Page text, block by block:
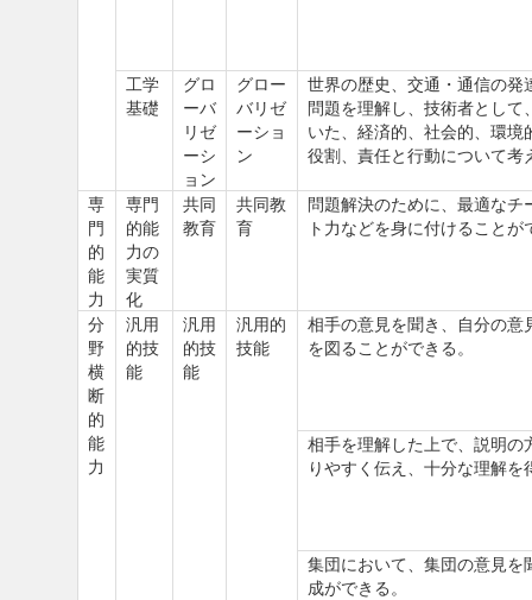
工学
基礎
グロ
ーバ
リゼ
ーシ
ョン
グロー
バリゼ
ーショ
ン
世界の歴史、交通・通信の
問題を理解し、技術者とし
いた、経済的、社会的、環
役割、責任と行動について考
専
門
的
能
力
専門
的能
力の
実質
化
共同
教育
共同教
育
問題解決のために、最適な
ト力などを身に付けることが
分
野
横
断
的
能
力
汎用
的技
能
汎用
的技
能
汎用的
技能
相手の意見を聞き、自分の
を図ることができる。
相手を理解した上で、説明
りやすく伝え、十分な理解を
集団において、集団の意見
成ができる。